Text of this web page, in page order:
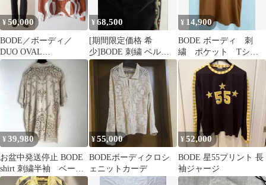
¥50,000
BODE／ボーディ／
DUO OVAL
PATCHWORK SHIRT／
シャツ
¥68,500
[期間限定価格 希
少]BODE 刺繍 ベルベ
ット スラックス パンツ
¥ 14,900
BODE ボーディ 刺
繍 ポケット Tシャ
ツ
¥39,980
お盆中発送停止 BODE
shirt 刺繍半袖 ベージ
ュ
¥55,000
BODEボーディクロシ
ェニットカーデ
¥52,000
BODE 星55プリント 長
袖ジャージ